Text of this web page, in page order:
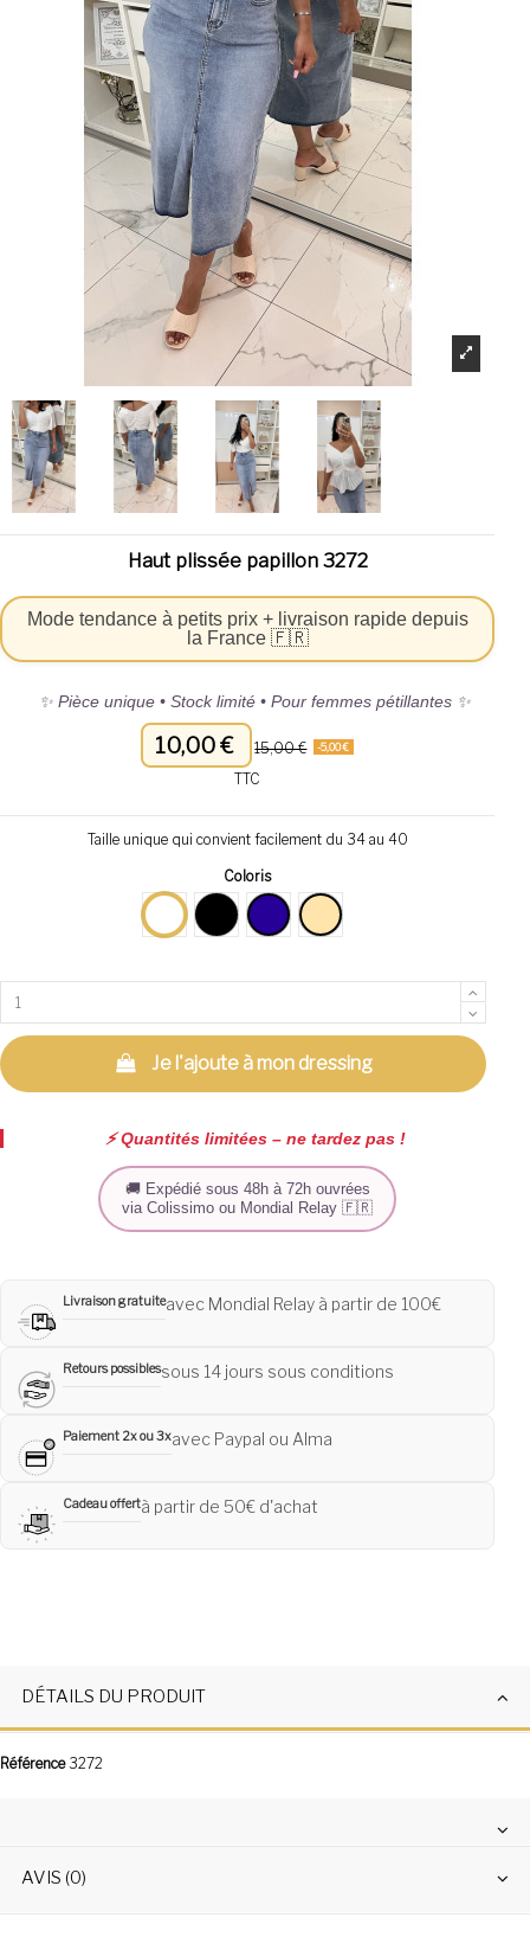
Haut plissée papillon 3272
Mode tendance à petits prix + livraison rapide depuis
la France 🇫🇷
✨ Pièce unique • Stock limité • Pour femmes pétillantes ✨
10,00 € 15,00 € -5,00 €
TTC
Taille unique qui convient facilement du 34 au 40
Coloris
Blanc
Noir bleu roi beige
Je l'ajoute à mon dressing
⚡️ Quantités limitées – ne tardez pas !
🚚 Expédié sous 48h à 72h ouvrées
via Colissimo ou Mondial Relay 🇫🇷
Livraison gratuiteavec Mondial Relay à partir de 100€
Retours possiblessous 14 jours sous conditions
Paiement 2x ou 3xavec Paypal ou Alma
Cadeau offertà partir de 50€ d'achat
DÉTAILS DU PRODUIT
Référence 3272
AVIS (0)